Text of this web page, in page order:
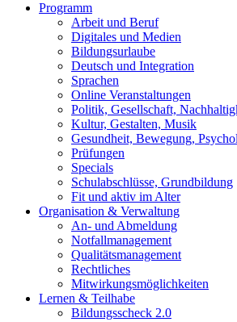
Programm
Arbeit und Beruf
Digitales und Medien
Bildungsurlaube
Deutsch und Integration
Sprachen
Online Veranstaltungen
Politik, Gesellschaft,
Kultur, Gestalten, Musik
Gesundheit, Bewegung,
Prüfungen
Specials
Schulabschlüsse, Grundbildung
Fit und aktiv im Alter
Organisation & Verwaltung
An- und Abmeldung
Notfallmanagement
Qualitätsmanagement
Rechtliches
Mitwirkungsmöglichkeiten
Lernen & Teilhabe
Bildungsscheck 2.0